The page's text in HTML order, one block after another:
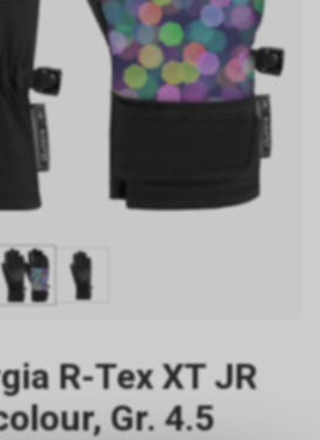
R-Tex XT JR
Gr. 4.5